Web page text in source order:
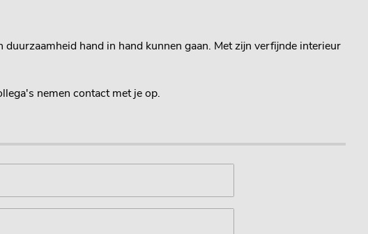
hand in hand kunnen gaan. Met zijn verfijnde interieur
nemen contact met je op.